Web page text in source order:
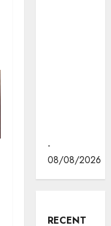
-
08/08/2026
RECENT